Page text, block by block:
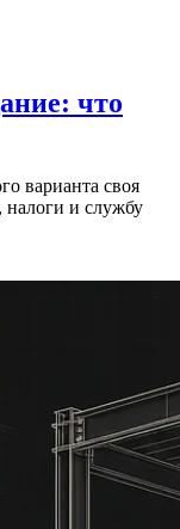
что
варианта своя
налоги и службу